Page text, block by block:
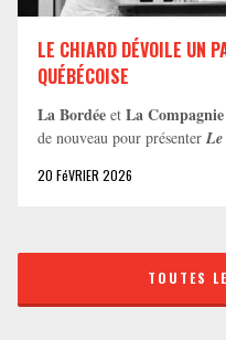
LE CHIARD DÉVOILE UN
QUÉBÉCOISE
La Bordée et La
de nouveau pour présenter
20 FéVRIER 2026
TOUTES